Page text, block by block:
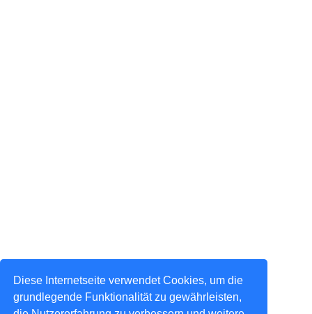
Diese Internetseite verwendet Cookies, um die
grundlegende Funktionalität zu gewährleisten,